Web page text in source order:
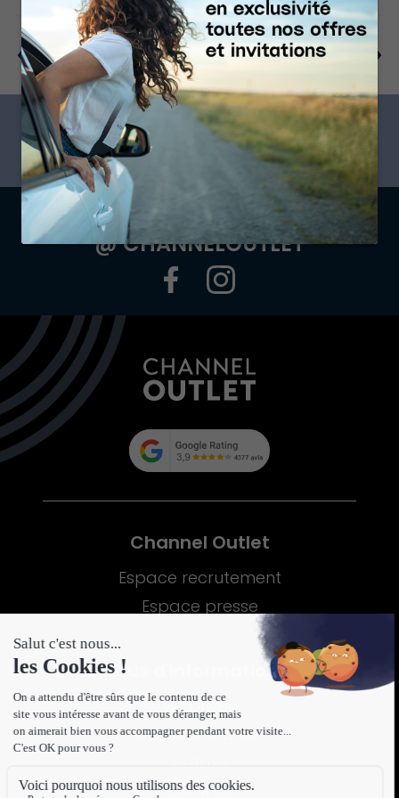
Précédent Suivant
ABONNEZ-VOUS À NOTRE
NEWSLETTER
SUIVEZ-NOUS SUR NOS
@ CHANNELOUTLET
Channel Outlet
Espace recrutement
Espace presse
Plus d'informations
Vie privée
Mentions légales
Contact